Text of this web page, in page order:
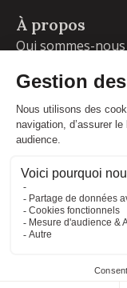
À propos
Qui sommes-nous
Livraisons et
Blog
Votre compte
Commandes
Adresses
CONDITIONS